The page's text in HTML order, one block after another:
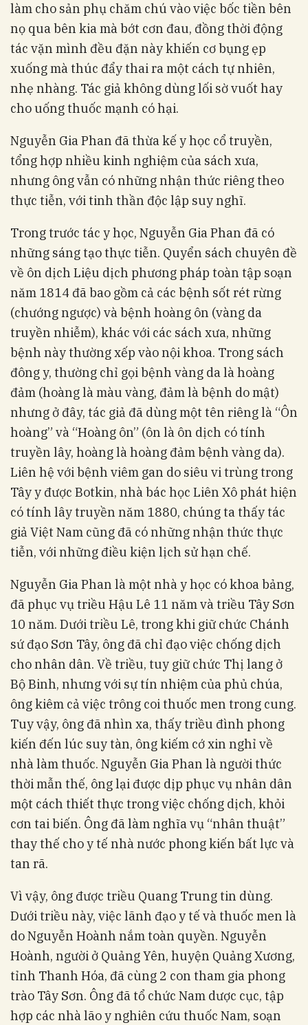
làm cho sản phụ chăm chú vào việc bốc tiền bên
nọ qua bên kia mà bớt cơn đau, đồng thời động
tác vặn mình đều đặn này khiến cơ bụng ẹp
xuống mà thúc đẩy thai ra một cách tự nhiên,
nhẹ nhàng. Tác giả không dùng lối sờ vuốt hay
cho uống thuốc mạnh có hại.
Nguyễn Gia Phan đã thừa kế y học cổ truyền,
tổng hợp nhiều kinh nghiệm của sách xưa,
nhưng ông vẫn có những nhận thức riêng theo
thực tiễn, với tinh thần độc lập suy nghĩ.
Trong trước tác y học, Nguyễn Gia Phan đã có
những sáng tạo thực tiễn. Quyển sách chuyên đề
về ôn dịch Liệu dịch phương pháp toàn tập soạn
năm 1814 đã bao gồm cả các bệnh sốt rét rừng
(chướng ngược) và bệnh hoàng ôn (vàng da
truyền nhiễm), khác với các sách xưa, những
bệnh này thường xếp vào nội khoa. Trong sách
đông y, thường chỉ gọi bệnh vàng da là hoàng
đảm (hoàng là màu vàng, đảm là bệnh do mật)
nhưng ở đây, tác giả đã dùng một tên riêng là “Ôn
hoàng” và “Hoàng ôn” (ôn là ôn dịch có tính
truyền lây, hoàng là hoàng đảm bệnh vàng da).
Liên hệ với bệnh viêm gan do siêu vi trùng trong
Tây y được Botkin, nhà bác học Liên Xô phát hiện
có tính lây truyền năm 1880, chúng ta thấy tác
giả Việt Nam cũng đã có những nhận thức thực
tiễn, với những điều kiện lịch sử hạn chế.
Nguyễn Gia Phan là một nhà y học có khoa bảng,
đã phục vụ triều Hậu Lê 11 năm và triều Tây Sơn
10 năm. Dưới triều Lê, trong khi giữ chức Chánh
sứ đạo Sơn Tây, ông đã chỉ đạo việc chống dịch
cho nhân dân. Về triều, tuy giữ chức Thị lang ở
Bộ Binh, nhưng với sự tín nhiệm của phủ chúa,
ông kiêm cả việc trông coi thuốc men trong cung.
Tuy vậy, ông đã nhìn xa, thấy triều đình phong
kiến đến lúc suy tàn, ông kiếm cớ xin nghỉ về
nhà làm thuốc. Nguyễn Gia Phan là người thức
thời mẫn thế, ông lại được dịp phục vụ nhân dân
một cách thiết thực trong việc chống dịch, khỏi
cơn tai biến. Ông đã làm nghĩa vụ “nhân thuật”
thay thế cho y tế nhà nước phong kiến bất lực và
tan rã.
Vì vậy, ông được triều Quang Trung tin dùng.
Dưới triều này, việc lãnh đạo y tế và thuốc men là
do Nguyễn Hoành nắm toàn quyền. Nguyễn
Hoành, người ở Quảng Yên, huyện Quảng Xương,
tỉnh Thanh Hóa, đã cùng 2 con tham gia phong
trào Tây Sơn. Ông đã tổ chức Nam dược cục, tập
hợp các nhà lão y nghiên cứu thuốc Nam, soạn